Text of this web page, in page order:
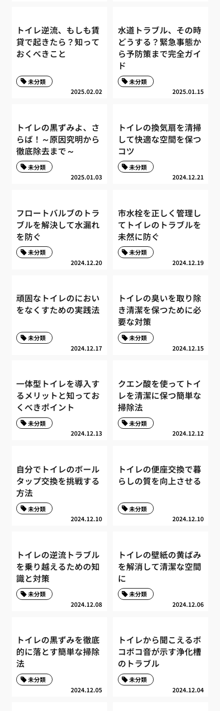
トイレ逆流、もしも賃
貸で起きたら？知って
おくべきこと
2025.02.02
未分類
水道トラブル、その時
どうする？緊急事態か
ら予防策まで完全ガイ
ド
2025.01.15
未分類
トイレの黒ずみよ、さ
らば！～原因究明から
徹底除去まで～
2025.01.03
未分類
トイレの換気扇を清掃
して快適な空間を保つ
コツ
2024.12.21
未分類
フロートバルブのトラ
ブルを解決して水漏れ
を防ぐ
2024.12.20
未分類
市水栓を正しく管理し
てトイレのトラブルを
未然に防ぐ
2024.12.19
未分類
頑固なトイレのにおい
をなくすための実践法
2024.12.17
未分類
トイレの臭いを取り除
き清潔を保つために必
要な対策
2024.12.15
未分類
一体型トイレを導入す
るメリットと知ってお
くべきポイント
2024.12.13
未分類
クエン酸を使ってトイ
レを清潔に保つ簡単な
掃除法
2024.12.12
未分類
自分でトイレのボール
タップ交換を挑戦する
方法
2024.12.10
未分類
トイレの便座交換で暮
らしの質を向上させる
2024.12.10
未分類
トイレの逆流トラブル
を乗り越えるための知
識と対策
2024.12.08
未分類
トイレの壁紙の黄ばみ
を解消して清潔な空間
に
2024.12.06
未分類
トイレの黒ずみを徹底
的に落とす簡単な掃除
法
2024.12.05
未分類
トイレから聞こえるボ
コボコ音が示す浄化槽
のトラブル
2024.12.04
未分類